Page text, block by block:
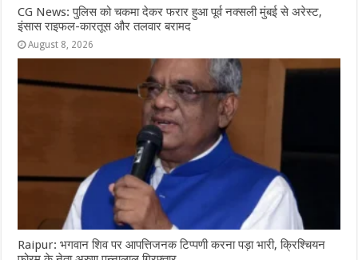
CG News: पुलिस को चकमा देकर फरार हुआ पूर्व नक्सली मुंबई से अरेस्ट,
इंसास राइफल-कारतूस और तलवार बरामद
August 8, 2026
Raipur: भगवान शिव पर आपत्तिजनक टिप्पणी करना पड़ा भारी, क्रिश्चियन